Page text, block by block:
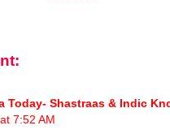
Today- Shastraas & Indic
7:52 AM